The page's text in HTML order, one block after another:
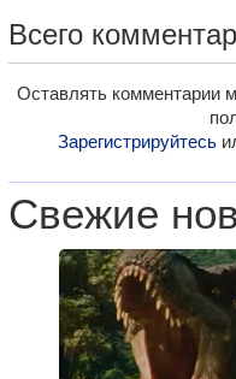
Всего
Оставлять комментарии
Зарегистрируйтесь
Свежие